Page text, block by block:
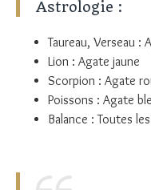
Astrologie :
Taureau, Verseau :
Lion : Agate jaune
Scorpion : Agate
Poissons : Agate
Balance : Toutes